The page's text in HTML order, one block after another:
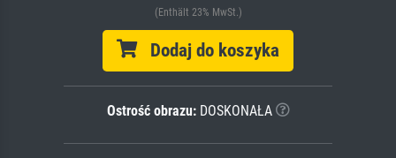
(Enthält 23% MwSt.)
Dodaj do koszyka
Ostrość obrazu:DOSKONAŁA